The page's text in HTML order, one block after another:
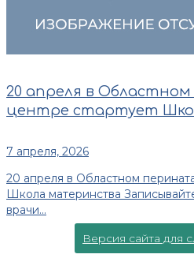
20 апреля в
центре стартует
7 апреля, 2026
20 апреля в Областном
Школа материнства
врачи...
Версия сайта для